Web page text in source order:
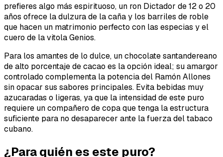
prefieres algo más espirituoso, un ron Dictador de 12 o 20
años ofrece la dulzura de la caña y los barriles de roble
que hacen un matrimonio perfecto con las especias y el
cuero de la vitola Genios.
Para los amantes de lo dulce, un chocolate santandereano
de alto porcentaje de cacao es la opción ideal; su amargor
controlado complementa la potencia del Ramón Allones
sin opacar sus sabores principales. Evita bebidas muy
azucaradas o ligeras, ya que la intensidad de este puro
requiere un compañero de copa que tenga la estructura
suficiente para no desaparecer ante la fuerza del tabaco
cubano.
¿Para quién es este puro?